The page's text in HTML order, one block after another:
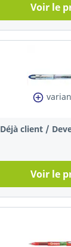
Voir le
Déjà client /
Voir le